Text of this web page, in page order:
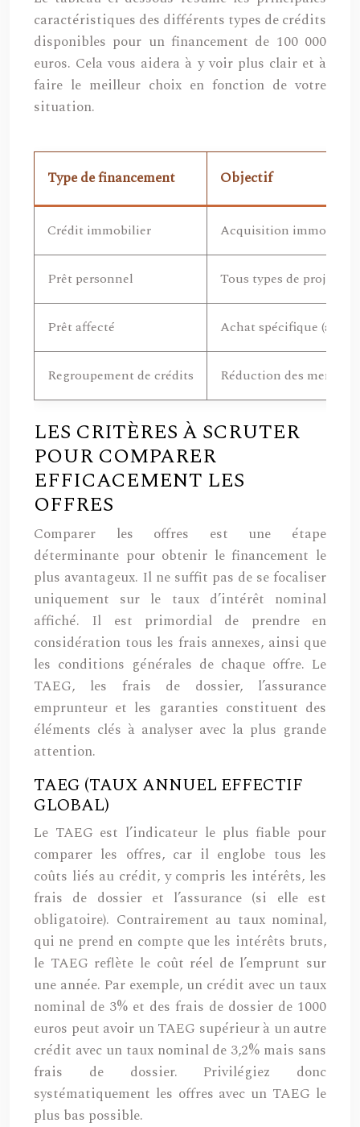
caractéristiques des différents types de crédits
disponibles pour un financement de 100 000
euros. Cela vous aidera à y voir plus clair et à
faire le meilleur choix en fonction de votre
situation.
Type de financement Objectif
Crédit immobilier Acquisition
Prêt personnel Tous types de projets
Prêt affecté Achat spécifique (auto,
Regroupement de crédits Réduction des
LES CRITÈRES À SCRUTER
POUR COMPARER
EFFICACEMENT LES
OFFRES
Comparer les offres est une étape
déterminante pour obtenir le financement le
plus avantageux. Il ne suffit pas de se focaliser
uniquement sur le taux d’intérêt nominal
affiché. Il est primordial de prendre en
considération tous les frais annexes, ainsi que
les conditions générales de chaque offre. Le
TAEG, les frais de dossier, l’assurance
emprunteur et les garanties constituent des
éléments clés à analyser avec la plus grande
attention.
TAEG (TAUX ANNUEL EFFECTIF
GLOBAL)
Le TAEG est l’indicateur le plus fiable pour
comparer les offres, car il englobe tous les
coûts liés au crédit, y compris les intérêts, les
frais de dossier et l’assurance (si elle est
obligatoire). Contrairement au taux nominal,
qui ne prend en compte que les intérêts bruts,
le TAEG reflète le coût réel de l’emprunt sur
une année. Par exemple, un crédit avec un taux
nominal de 3% et des frais de dossier de 1000
euros peut avoir un TAEG supérieur à un autre
crédit avec un taux nominal de 3,2% mais sans
frais de dossier. Privilégiez donc
systématiquement les offres avec un TAEG le
plus bas possible.